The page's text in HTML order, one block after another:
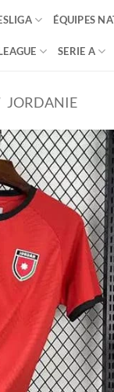
ÉQUIPES
SERIE A
JORDANIE